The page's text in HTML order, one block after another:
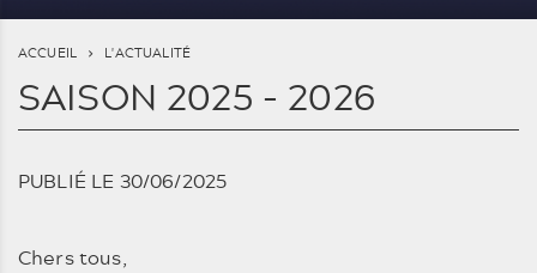
ACCUEIL L'ACTUALITÉ
SAISON 2025 - 2026
PUBLIÉ LE 30/06/2025
Chers tous,